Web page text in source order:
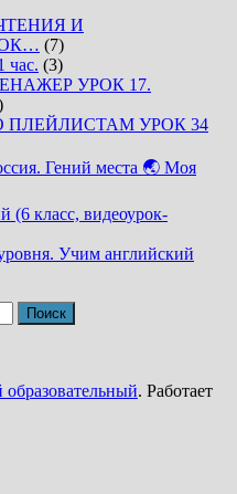
И
(7)
час. (3)
УРОК 17.
УРОК 34
Гений места 🌏 Моя
(6 класс, видеоурок-
Учим английский
. Работает